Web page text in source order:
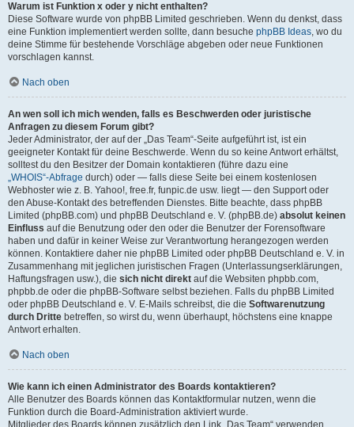
Warum ist Funktion x oder y nicht enthalten?
Diese Software wurde von phpBB Limited geschrieben. Wenn du denkst, dass
eine Funktion implementiert werden sollte, dann besuche phpBB Ideas, wo du
deine Stimme für bestehende Vorschläge abgeben oder neue Funktionen
vorschlagen kannst.
Nach oben
An wen soll ich mich wenden, falls es Beschwerden oder juristische
Anfragen zu diesem Forum gibt?
Jeder Administrator, der auf der „Das Team“-Seite aufgeführt ist, ist ein
geeigneter Kontakt für deine Beschwerde. Wenn du so keine Antwort erhältst,
solltest du den Besitzer der Domain kontaktieren (führe dazu eine
„WHOIS“-Abfrage durch) oder — falls diese Seite bei einem kostenlosen
Webhoster wie z. B. Yahoo!, free.fr, funpic.de usw. liegt — den Support oder
den Abuse-Kontakt des betreffenden Dienstes. Bitte beachte, dass phpBB
Limited (phpBB.com) und phpBB Deutschland e. V. (phpBB.de) absolut keinen
Einfluss auf die Benutzung oder den oder die Benutzer der Forensoftware
haben und dafür in keiner Weise zur Verantwortung herangezogen werden
können. Kontaktiere daher nie phpBB Limited oder phpBB Deutschland e. V. in
Zusammenhang mit jeglichen juristischen Fragen (Unterlassungserklärungen,
Haftungsfragen usw.), die sich nicht direkt auf die Websiten phpbb.com,
phpbb.de oder die phpBB-Software selbst beziehen. Falls du phpBB Limited
oder phpBB Deutschland e. V. E-Mails schreibst, die die Softwarenutzung
durch Dritte betreffen, so wirst du, wenn überhaupt, höchstens eine knappe
Antwort erhalten.
Nach oben
Wie kann ich einen Administrator des Boards kontaktieren?
Alle Benutzer des Boards können das Kontaktformular nutzen, wenn die
Funktion durch die Board-Administration aktiviert wurde.
Mitglieder des Boards können zusätzlich den Link „Das Team“ verwenden.